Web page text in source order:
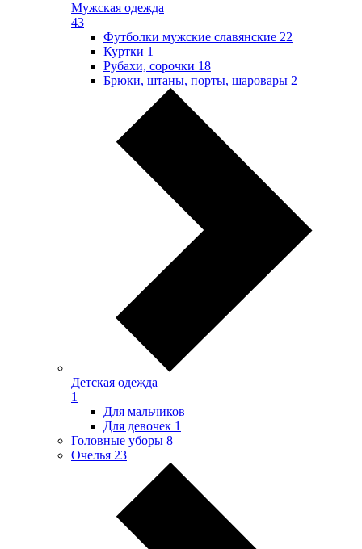
Мужская одежда
43
Футболки мужские славянские 22
Куртки 1
Рубахи, сорочки 18
Брюки, штаны, порты, шаровары 2
Детская одежда
1
Для мальчиков
Для девочек 1
Головные уборы 8
Очелья 23